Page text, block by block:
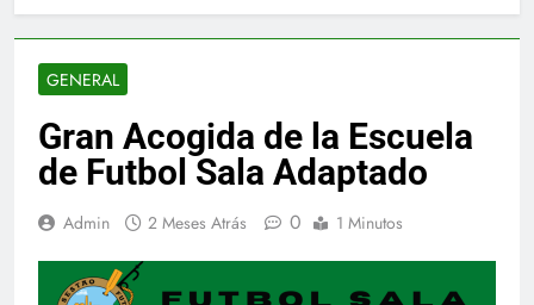
GENERAL
Gran Acogida de la Escuela
de Futbol Sala Adaptado
Admin 2 Meses Atrás 0 1 Minutos